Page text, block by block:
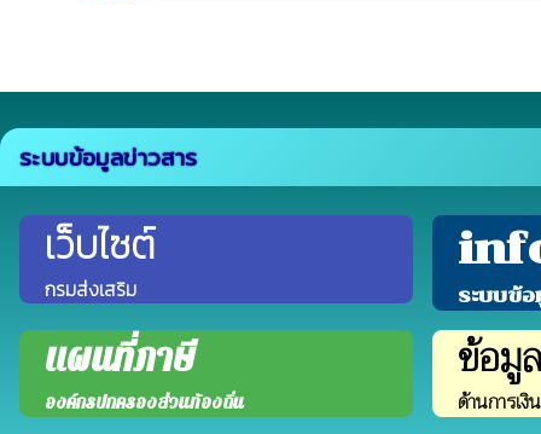
ระบบข้อมูลข่าวสาร
เว็บไซต์
กรมส่งเสริม ระบบข้
แผนที่ภาษี
องค์กรปกครองส่วนท้องถิ่น
ข้อมูล
ด้านการเ